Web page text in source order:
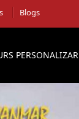
Blogs
PERSONALIZAR